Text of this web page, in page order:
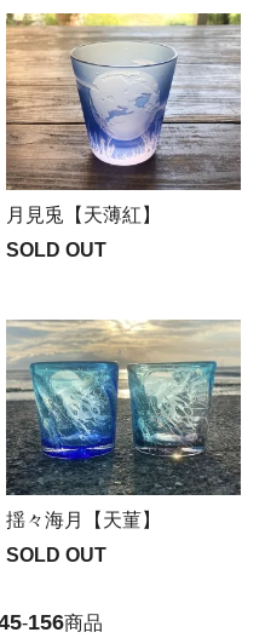
月見兎【天薄紅】
SOLD OUT
揺々海月【天菫】
SOLD OUT
-156商品